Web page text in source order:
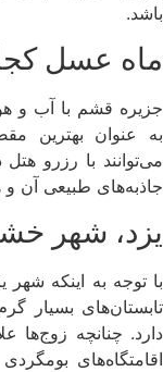
باشد.
ماه عسل
جزیره قشم با آب و
به عنوان بهترین
می‌توانند با رزرو
جاذبه‌های طبیعی آن و
یزد، شهر
با توجه به اینکه
تابستان‌های بسیار
دارد. چنانچه زوج‌ها
اقامتگاه‌های